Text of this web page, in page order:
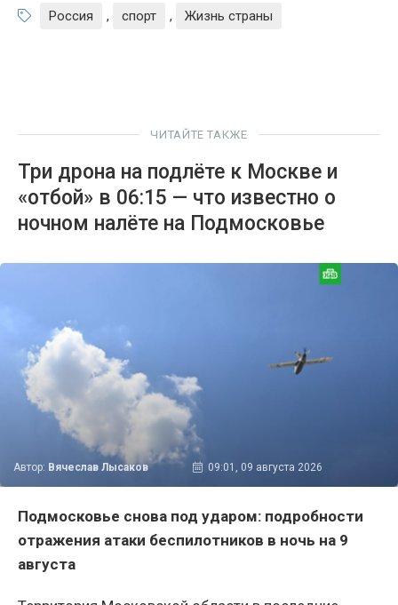
Россия , спорт , Жизнь страны
ЧИТАЙТЕ ТАКЖЕ
Три дрона на подлёте к Москве и
«отбой» в 06:15 — что известно о
ночном налёте на Подмосковье
Автор: Вячеслав Лысаков 09:01, 09 августа 2026
Подмосковье снова под ударом: подробности
отражения атаки беспилотников в ночь на 9
августа